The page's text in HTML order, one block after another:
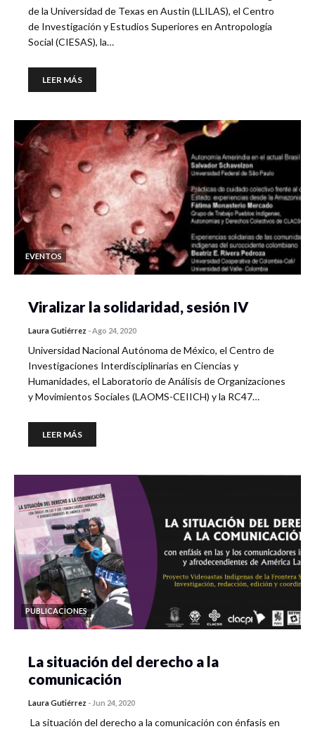
de la Universidad de Texas en Austin (LLILAS), el Centro
de Investigación y Estudios Superiores en Antropología
Social (CIESAS), la…
LEER MÁS
EVENTOS
Viralizar la solidaridad, sesión IV
Laura Gutiérrez -Ago 24, 2020
Universidad Nacional Autónoma de México, el Centro de
Investigaciones Interdisciplinarias en Ciencias y
Humanidades, el Laboratorio de Análisis de Organizaciones
y Movimientos Sociales (LAOMS-CEIICH) y la RC47…
LEER MÁS
PUBLICACIONES
La situación del derecho a la
comunicación
Laura Gutiérrez - Jun 24, 2020
La situación del derecho a la comunicación con énfasis en